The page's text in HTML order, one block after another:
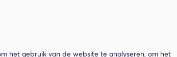
het gebruik van de website te analyseren, om het